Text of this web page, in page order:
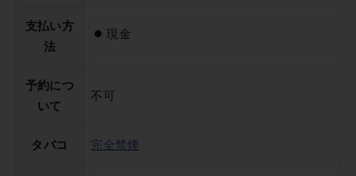
支払い方
法
現金
予約につ
いて
不可
タバコ 完全禁煙